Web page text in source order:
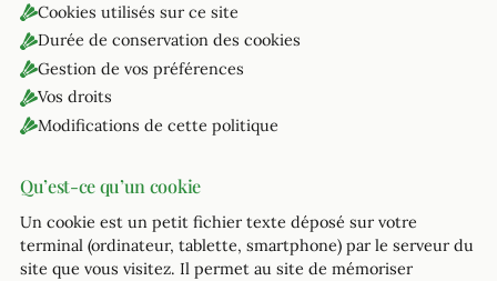
Cookies utilisés sur ce site
Durée de conservation des cookies
Gestion de vos préférences
Vos droits
Modifications de cette politique
Qu’est-ce qu’un cookie
Un cookie est un petit fichier texte déposé sur votre
terminal (ordinateur, tablette, smartphone) par le serveur du
site que vous visitez. Il permet au site de mémoriser